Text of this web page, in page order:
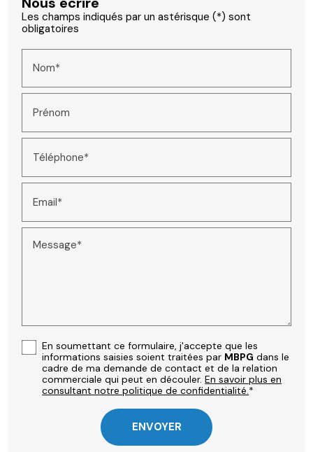
Les champs indiqués par un astérisque (*) sont
obligatoires
Nom*
Prénom
Téléphone*
Email*
Message*
En soumettant ce formulaire, j'accepte que les
informations saisies soient traitées par MBPG dans le
cadre de ma demande de contact et de la relation
commerciale qui peut en découler.En savoir plus en
consultant notre politique de confidentialité. *